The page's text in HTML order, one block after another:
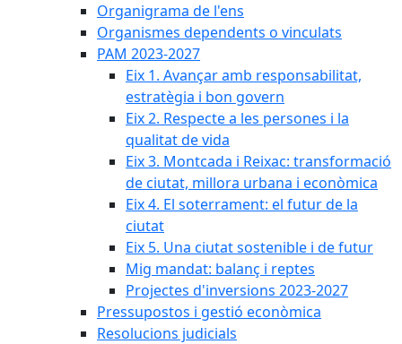
Organigrama de l'ens
Organismes dependents o vinculats
PAM 2023-2027
Eix 1. Avançar amb responsabilitat,
estratègia i bon govern
Eix 2. Respecte a les persones i la
qualitat de vida
Eix 3. Montcada i Reixac: transformació
de ciutat, millora urbana i econòmica
Eix 4. El soterrament: el futur de la
ciutat
Eix 5. Una ciutat sostenible i de futur
Mig mandat: balanç i reptes
Projectes d'inversions 2023-2027
Pressupostos i gestió econòmica
Resolucions judicials